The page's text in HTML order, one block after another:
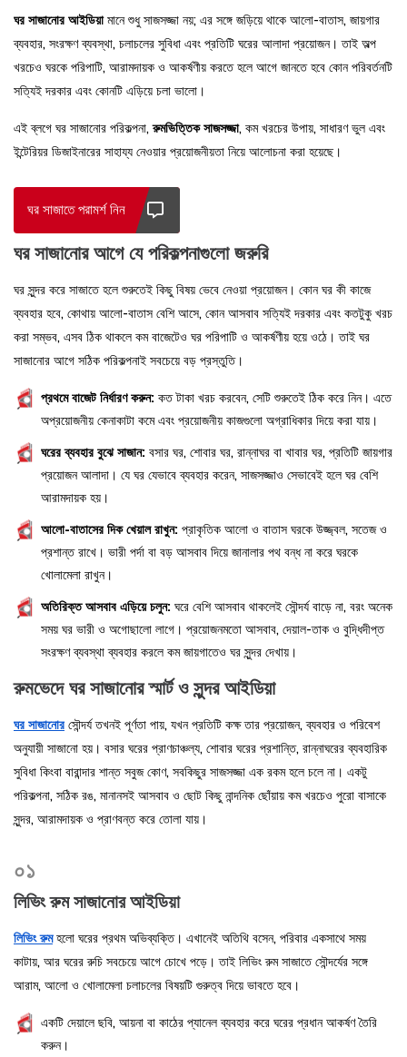
ঘর সাজানোর আইডিয়ামানে শুধু সাজসজ্জা নয়; এর সঙ্গে জড়িয়ে থাকে আলো-বাতাস, জায়গার
ব্যবহার, সংরক্ষণ ব্যবস্থা, চলাচলের সুবিধা এবং প্রতিটি ঘরের আলাদা প্রয়োজন। তাই অল্প
খরচেও ঘরকে পরিপাটি, আরামদায়ক ও আকর্ষণীয় করতে হলে আগে জানতে হবে কোন পরিবর্তনটি
সত্যিই দরকার এবং কোনটি এড়িয়ে চলা ভালো।
এই ব্লগে ঘর সাজানোর পরিকল্পনা,রুমভিত্তিক সাজসজ্জা, কম খরচের উপায়, সাধারণ ভুল এবং
ইন্টেরিয়র ডিজাইনারের সাহায্য নেওয়ার প্রয়োজনীয়তা নিয়ে আলোচনা করা হয়েছে।
ঘর সাজাতে পরামর্শ নিন
ঘর সাজানোর আগে যে পরিকল্পনাগুলো জরুরি
ঘর সুন্দর করে সাজাতে হলে শুরুতেই কিছু বিষয় ভেবে নেওয়া প্রয়োজন। কোন ঘর কী কাজে
ব্যবহার হবে, কোথায় আলো-বাতাস বেশি আসে, কোন আসবাব সত্যিই দরকার এবং কতটুকু খরচ
করা সম্ভব, এসব ঠিক থাকলে কম বাজেটেও ঘর পরিপাটি ও আকর্ষণীয় হয়ে ওঠে। তাই ঘর
সাজানোর আগে সঠিক পরিকল্পনাই সবচেয়ে বড় প্রস্তুতি।
প্রথমে বাজেট নির্ধারণ করুন: কত টাকা খরচ করবেন, সেটি শুরুতেই ঠিক করে নিন। এতে
অপ্রয়োজনীয় কেনাকাটা কমে এবং প্রয়োজনীয় কাজগুলো অগ্রাধিকার দিয়ে করা যায়।
ঘরের ব্যবহার বুঝে সাজান: বসার ঘর, শোবার ঘর, রান্নাঘর বা খাবার ঘর, প্রতিটি জায়গার
প্রয়োজন আলাদা। যে ঘর যেভাবে ব্যবহার করেন, সাজসজ্জাও সেভাবেই হলে ঘর বেশি
আরামদায়ক হয়।
আলো-বাতাসের দিক খেয়াল রাখুন: প্রাকৃতিক আলো ও বাতাস ঘরকে উজ্জ্বল, সতেজ ও
প্রশান্ত রাখে। ভারী পর্দা বা বড় আসবাব দিয়ে জানালার পথ বন্ধ না করে ঘরকে
খোলামেলা রাখুন।
অতিরিক্ত আসবাব এড়িয়ে চলুন: ঘরে বেশি আসবাব থাকলেই সৌন্দর্য বাড়ে না, বরং অনেক
সময় ঘর ভারী ও অগোছালো লাগে। প্রয়োজনমতো আসবাব, দেয়াল-তাক ও বুদ্ধিদীপ্ত
সংরক্ষণ ব্যবস্থা ব্যবহার করলে কম জায়গাতেও ঘর সুন্দর দেখায়।
রুমভেদে ঘর সাজানোর স্মার্ট ও সুন্দর আইডিয়া
ঘর সাজানোরসৌন্দর্য তখনই পূর্ণতা পায়, যখন প্রতিটি কক্ষ তার প্রয়োজন, ব্যবহার ও পরিবেশ
অনুযায়ী সাজানো হয়। বসার ঘরের প্রাণচাঞ্চল্য, শোবার ঘরের প্রশান্তি, রান্নাঘরের ব্যবহারিক
সুবিধা কিংবা বারান্দার শান্ত সবুজ কোণ, সবকিছুর সাজসজ্জা এক রকম হলে চলে না। একটু
পরিকল্পনা, সঠিক রঙ, মানানসই আসবাব ও ছোট কিছু নান্দনিক ছোঁয়ায় কম খরচেও পুরো বাসাকে
সুন্দর, আরামদায়ক ও প্রাণবন্ত করে তোলা যায়।
০১
লিভিং রুম সাজানোর আইডিয়া
লিভিং রুমহলো ঘরের প্রথম অভিব্যক্তি। এখানেই অতিথি বসেন, পরিবার একসাথে সময়
কাটায়, আর ঘরের রুচি সবচেয়ে আগে চোখে পড়ে। তাই লিভিং রুম সাজাতে সৌন্দর্যের সঙ্গে
আরাম, আলো ও খোলামেলা চলাচলের বিষয়টি গুরুত্ব দিয়ে ভাবতে হবে।
একটি দেয়ালে ছবি, আয়না বা কাঠের প্যানেল ব্যবহার করে ঘরের প্রধান আকর্ষণ তৈরি
করুন।